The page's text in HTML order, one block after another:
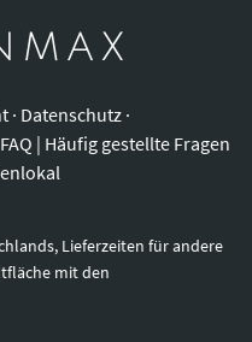
· Datenschutz ·
FAQ | Häufig gestellte Fragen
Lieferzeiten für andere
mit den